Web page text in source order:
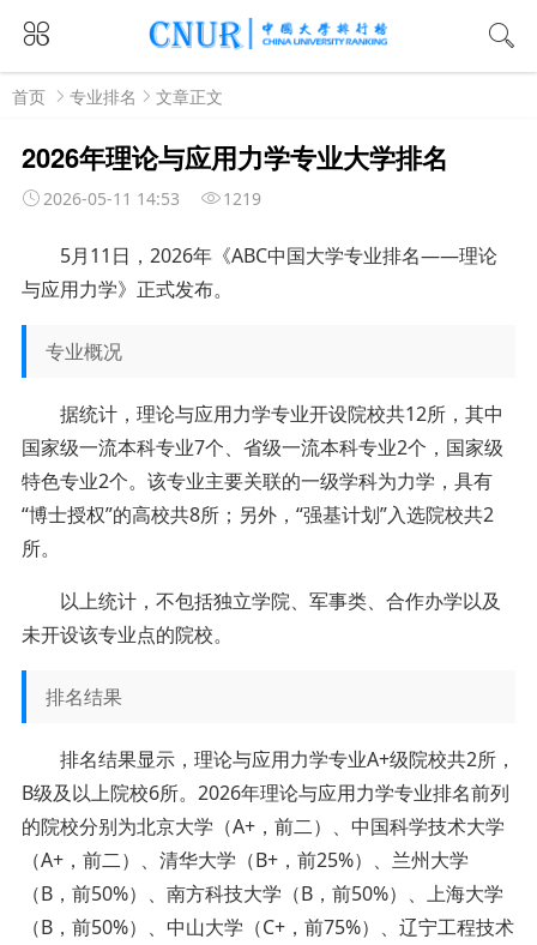
首页 专业排名 文章正文
2026年理论与应用力学专业大学排名
2026-05-11 14:53 1219
5月11日，2026年《ABC中国大学专业排名——理论
与应用力学》正式发布。
专业概况
据统计，理论与应用力学专业开设院校共12所，其中
国家级一流本科专业7个、省级一流本科专业2个，国家级
特色专业2个。该专业主要关联的一级学科为力学，具有
“博士授权”的高校共8所；另外，“强基计划”入选院校共2
所。
以上统计，不包括独立学院、军事类、合作办学以及
未开设该专业点的院校。
排名结果
排名结果显示，理论与应用力学专业A+级院校共2所，
B级及以上院校6所。2026年理论与应用力学专业排名前列
的院校分别为北京大学（A+，前二）、中国科学技术大学
（A+，前二）、清华大学（B+，前25%）、兰州大学
（B，前50%）、南方科技大学（B，前50%）、上海大学
（B，前50%）、中山大学（C+，前75%）、辽宁工程技术